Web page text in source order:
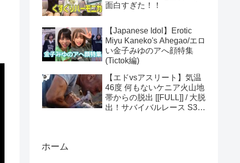
面白すぎた！！
【Japanese Idol】Erotic
Miyu Kaneko's Ahegao/エロ
い金子みゆのアへ顔特集
(Tictok編)
【エドvsアスリート】気温
46度 何もないケニア火山地
帯からの脱出 [[FULL]] / 大脱
出！サバイバルレース S3
ホーム